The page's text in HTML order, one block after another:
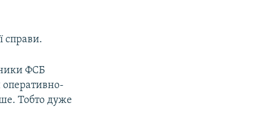
справи.
ФСБ
оперативно-
Тобто дуже